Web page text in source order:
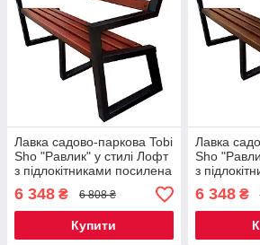
Лавка садово-паркова Tobi
Sho "Равлик" у стилі Лофт
з підлокітниками посилена
2 м колір черешня
6 348 ₴ 6 808 ₴
Купити
Лавка
Sho
з
2 м колір
6 348₴